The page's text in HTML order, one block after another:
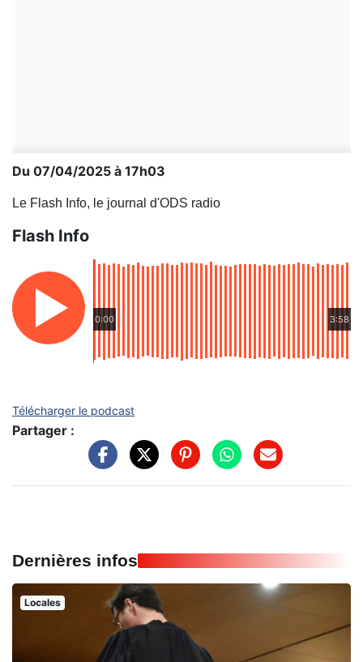
Du 07/04/2025 à 17h03
Le Flash Info, le journal d'ODS radio
Flash Info
0:00 3:58
Télécharger le podcast
Partager :
Dernières infos
Locales